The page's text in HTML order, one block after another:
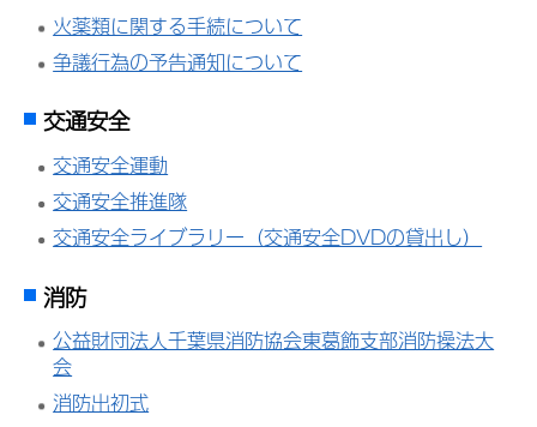
火薬類に関する手続について
争議行為の予告通知について
交通安全
交通安全運動
交通安全推進隊
交通安全ライブラリー（交通安全DVDの貸出し）
消防
公益財団法人千葉県消防協会東葛飾支部消防操法大
会
消防出初式